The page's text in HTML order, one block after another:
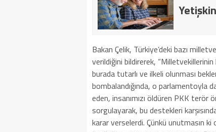
Bakan Çelik, Türkiye’deki bazı
verildiğini bildirerek,
burada tutarlı ve ilkeli olunması
bombalandığında, o parlamentoyla
eden, insanımızı öldüren PKK
sorgulayarak, bu destekleri
karar verselerdi. Çünkü unutmasın ki